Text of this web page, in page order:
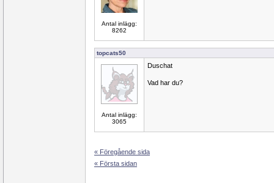
Antal inlägg:
8262
topcats50
Antal inlägg:
3065
Duschat
Vad har du?
« Föregående sida
« Första sidan